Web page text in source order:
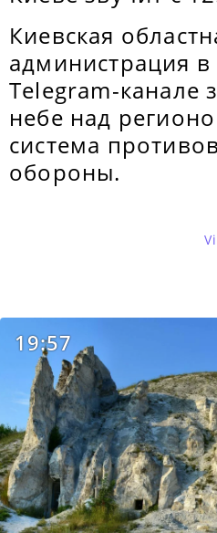
Киевская
администрация
Telegram-канале
небе над
система
обороны.
19:57